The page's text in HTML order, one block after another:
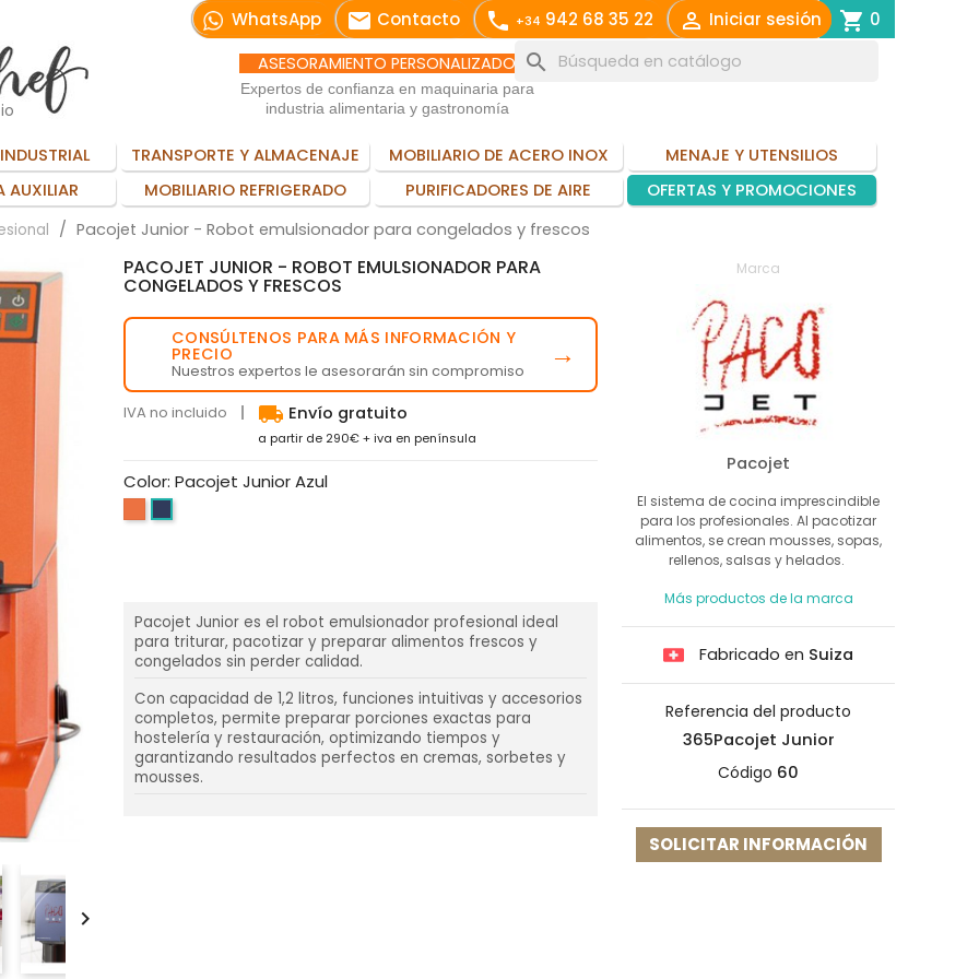
WhatsApp email Contacto call +34 942 68 35 22  Iniciar sesión shopping_cart 0
ASESORAMIENTO PERSONALIZADO
Expertos de confianza en maquinaria para
industria alimentaria y gastronomía
search
TRANSPORTE Y ALMACENAJE MOBILIARIO DE ACERO INOX
MENAJE Y UTENSILIOS
AUXILIAR
MOBILIARIO REFRIGERADO PURIFICADORES DE AIRE OFERTAS Y PROMOCIONES
Pacojet Junior - Robot emulsionador para congelados y frescos

PACOJET JUNIOR - ROBOT EMULSIONADOR PARA
CONGELADOS Y FRESCOS
CONSÚLTENOS PARA MÁS INFORMACIÓN Y
PRECIO
Nuestros expertos le asesorarán sin compromiso →
IVA no incluido local_shipping Envío gratuito
a partir de 290€ + iva en península
Color: Pacojet Junior Azul
Pacojet Junior Naranja
Pacojet Junior es el robot emulsionador profesional ideal
para triturar, pacotizar y preparar alimentos frescos y
congelados sin perder calidad.
Con capacidad de 1,2 litros, funciones intuitivas y accesorios
completos, permite preparar porciones exactas para
hostelería y restauración, optimizando tiempos y
garantizando resultados perfectos en cremas, sorbetes y
mousses.
Marca
Pacojet
El sistema de cocina imprescindible
para los profesionales. Al pacotizar
alimentos, se crean mousses, sopas,
rellenos, salsas y helados.
Más productos de la marca
Fabricado en Suiza
Referencia del producto
365Pacojet Junior
Código 60
SOLICITAR INFORMACIÓN